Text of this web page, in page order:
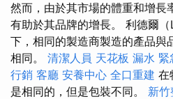
然而，由於其市場的體重和增長
有助於其品牌的增長。 利德爾
下，相同的製造商製造的產品與
相同。 清潔人員 天花板 漏水 緊
行銷 客廳 安養中心 全口重建 在
是相同的，但是包裝不同。 新